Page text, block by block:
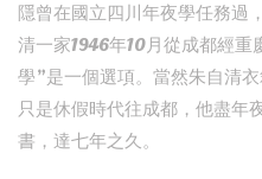
隱曾在國立四川年夜學任務過
清一家1946年10月從成都經
學”是一個選項。當然朱自清
只是休假時代往成都，他盡年
書，達七年之久。